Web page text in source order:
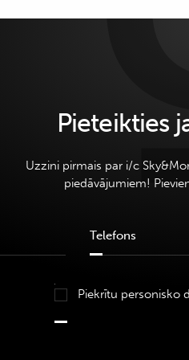
Pieteikties
Uzzini pirmais par i/c
piedāvājumiem!
Piekrītu personisko